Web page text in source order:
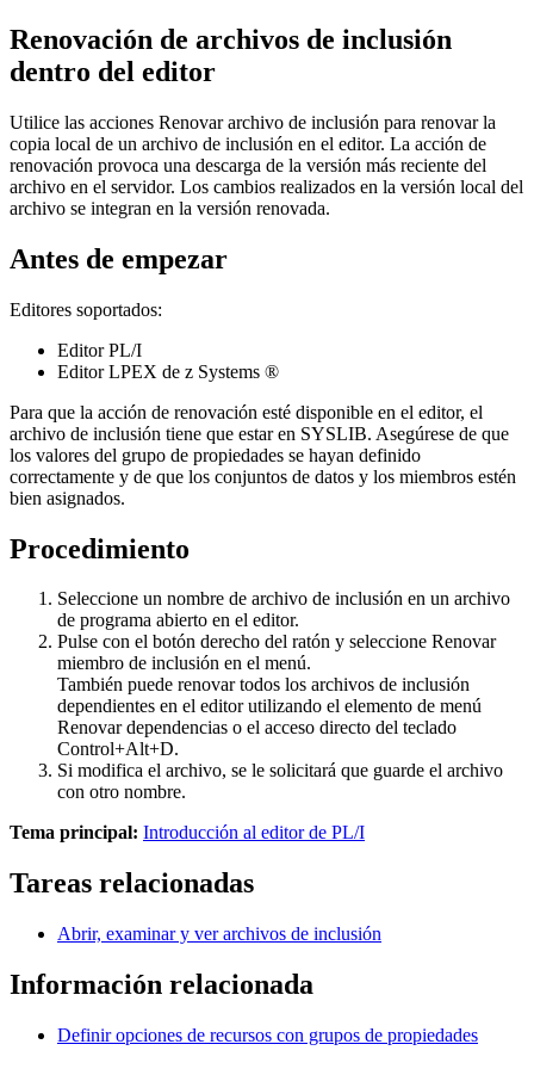
Renovación de archivos de inclusión
dentro del editor
Utilice las acciones Renovar archivo de inclusión para renovar la
copia local de un archivo de inclusión en el editor. La acción de
renovación provoca una descarga de la versión más reciente del
archivo en el servidor. Los cambios realizados en la versión local del
archivo se integran en la versión renovada.
Antes de empezar
Editores soportados:
Editor PL/I
Editor LPEX de z Systems ®
Para que la acción de renovación esté disponible en el editor, el
archivo de inclusión tiene que estar en SYSLIB. Asegúrese de que
los valores del grupo de propiedades se hayan definido
correctamente y de que los conjuntos de datos y los miembros estén
bien asignados.
Procedimiento
Seleccione un nombre de archivo de inclusión en un archivo
de programa abierto en el editor.
Pulse con el botón derecho del ratón y seleccione Renovar
miembro de inclusión en el menú.
También puede renovar todos los archivos de inclusión
dependientes en el editor utilizando el elemento de menú
Renovar dependencias o el acceso directo del teclado
Control+Alt+D.
Si modifica el archivo, se le solicitará que guarde el archivo
con otro nombre.
Tema principal: Introducción al editor de PL/I
Tareas relacionadas
Abrir, examinar y ver archivos de inclusión
Información relacionada
Definir opciones de recursos con grupos de propiedades